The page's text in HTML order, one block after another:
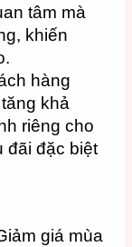
tâm mà
khiến
hàng
khả
riêng cho
đãi đặc biệt
giá mùa